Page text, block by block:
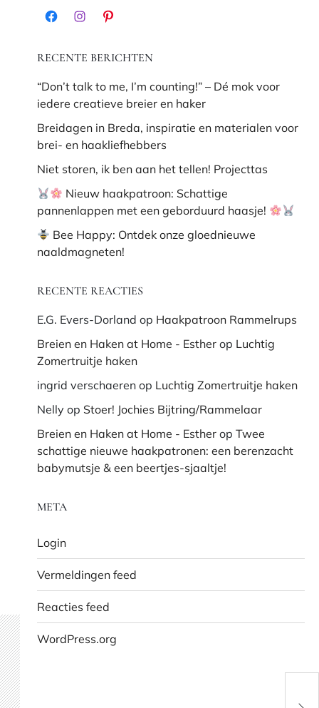
FacebookInstagramPinterest
RECENTE BERICHTEN
“Don’t talk to me, I’m counting!” – Dé mok voor
iedere creatieve breier en haker
Breidagen in Breda, inspiratie en materialen voor
brei- en haakliefhebbers
Niet storen, ik ben aan het tellen! Projecttas
Nieuw haakpatroon: Schattige
pannenlappen met een geborduurd haasje!
Bee Happy: Ontdek onze gloednieuwe
naaldmagneten!
RECENTE REACTIES
E.G. Evers-Dorland op Haakpatroon Rammelrups
Breien en Haken at Home - Esther op Luchtig
Zomertruitje haken
ingrid verschaeren op Luchtig Zomertruitje haken
Nelly op Stoer! Jochies Bijtring/Rammelaar
Breien en Haken at Home - Esther op Twee
schattige nieuwe haakpatronen: een berenzacht
babymutsje & een beertjes-sjaaltje!
META
Login
Vermeldingen feed
Reacties feed
WordPress.org